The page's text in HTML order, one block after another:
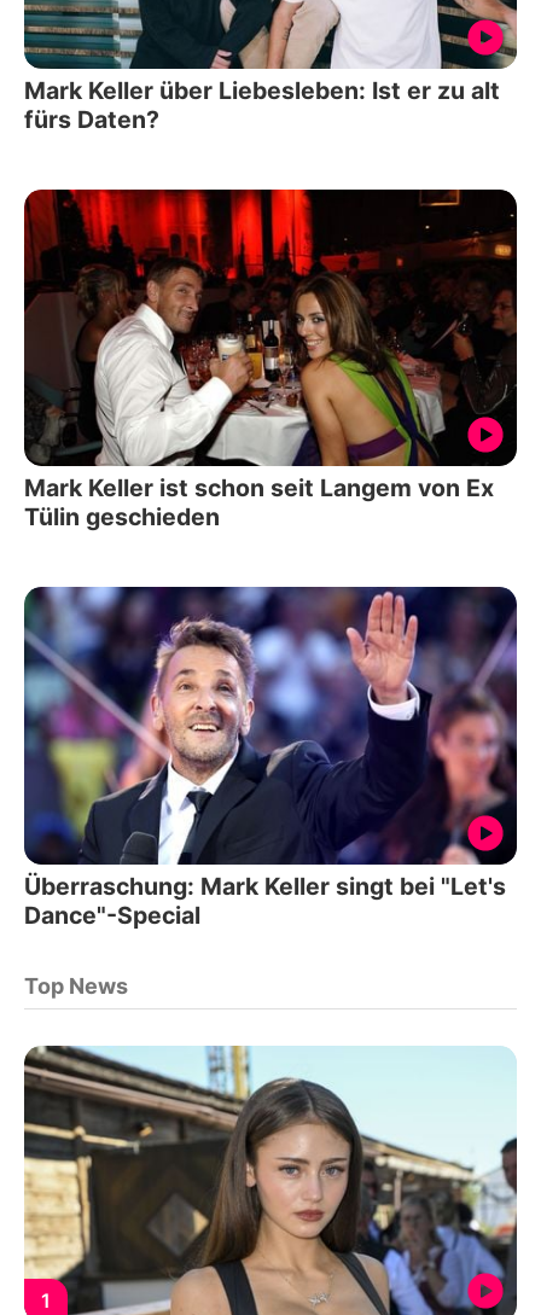
Mark Keller über Liebesleben: Ist er zu alt
fürs Daten?
Mark Keller ist schon seit Langem von Ex
Tülin geschieden
Überraschung: Mark Keller singt bei "Let's
Dance"-Special
Top News
1